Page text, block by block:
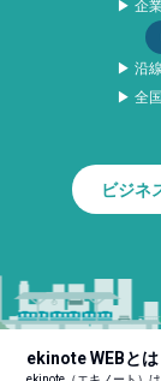
▶ 企
▶ 沿
▶ 全
ビジネ
ekinote WEBとは